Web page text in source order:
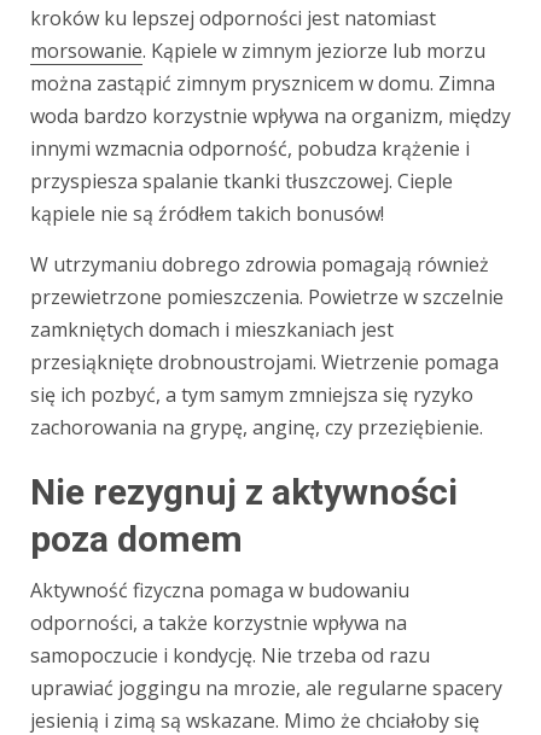
kroków ku lepszej odporności jest natomiast
morsowanie. Kąpiele w zimnym jeziorze lub morzu
można zastąpić zimnym prysznicem w domu. Zimna
woda bardzo korzystnie wpływa na organizm, między
innymi wzmacnia odporność, pobudza krążenie i
przyspiesza spalanie tkanki tłuszczowej. Cieple
kąpiele nie są źródłem takich bonusów!
W utrzymaniu dobrego zdrowia pomagają również
przewietrzone pomieszczenia. Powietrze w szczelnie
zamkniętych domach i mieszkaniach jest
przesiąknięte drobnoustrojami. Wietrzenie pomaga
się ich pozbyć, a tym samym zmniejsza się ryzyko
zachorowania na grypę, anginę, czy przeziębienie.
Nie rezygnuj z aktywności
poza domem
Aktywność fizyczna pomaga w budowaniu
odporności, a także korzystnie wpływa na
samopoczucie i kondycję. Nie trzeba od razu
uprawiać joggingu na mrozie, ale regularne spacery
jesienią i zimą są wskazane. Mimo że chciałoby się